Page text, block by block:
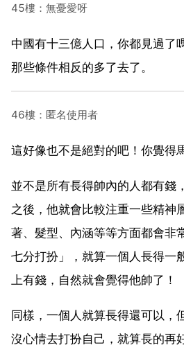
45樓：無憂愛呀
中國有十三億人口，你都見過了
那些條件相反的多了去了。
46樓：匿名使用者
這好像也不是絕對的吧！你覺得
並不是所有長得帥內的人都有錢
之後，他就會比較注重一些精神
著、髮型、內涵等等方面都會非
七分打扮」，就算一個人長得一
上有錢，自然就會覺得他帥了！
同樣，一個人就算長得還可以，
沒心情去打扮自己，就算長的再